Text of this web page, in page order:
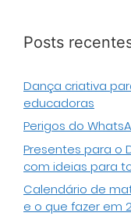
Posts
Dança criativa
educadoras
Perigos do
Presentes para o
com ideias para
Calendário de
e o que fazer em